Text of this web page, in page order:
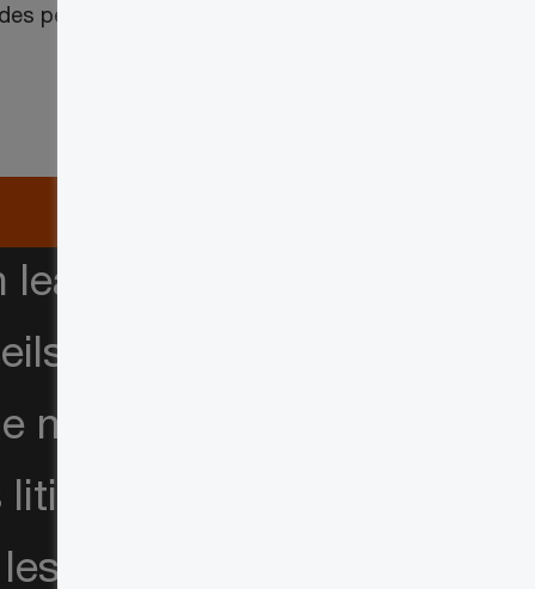
pertes de profits, etc.
incontesté de
en litige. Cette
nous faisons depuis
à l’échelle
aider à gérer de